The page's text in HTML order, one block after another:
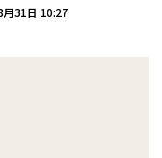
月31日 10:27